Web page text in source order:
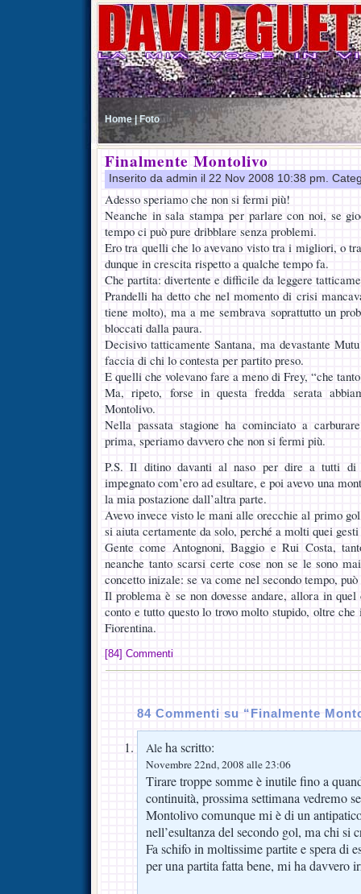
Home | Foto
Finalmente Montolivo
Inserito da admin il 22 Nov 2008 10:38 pm.
Adesso speriamo che non si fermi più!
Neanche in sala stampa per parlare con noi, se
tempo ci può pure dribblare senza problemi.
Ero tra quelli che lo avevano visto tra i migliori, o
dunque in crescita rispetto a qualche tempo fa.
Che partita: divertente e difficile da leggere
Prandelli ha detto che nel momento di crisi
tiene molto), ma a me sembrava soprattutto un
bloccati dalla paura.
Decisivo tatticamente Santana, ma devastante
faccia di chi lo contesta per partito preso.
E quelli che volevano fare a meno di Frey, “che
Ma, ripeto, forse in questa fredda serata
Montolivo.
Nella passata stagione ha cominciato a
prima, speriamo davvero che non si fermi più.
P.S. Il ditino davanti al naso per dire a tutti di
impegnato com’ero ad esultare, e poi avevo una
la mia postazione dall’altra parte.
Avevo invece visto le mani alle orecchie al primo
si aiuta certamente da solo, perché a molti quei
Gente come Antognoni, Baggio e Rui Costa,
neanche tanto scarsi certe cose non se le sono
concetto inizale: se va come nel secondo tempo,
Il problema è se non dovesse andare, allora in
conto e tutto questo lo trovo molto stupido, oltre
Fiorentina.
[84] Commenti
84 Commenti su “Finalmente
Ale ha scritto:
Novembre 22nd, 2008 alle 23:06
Tirare troppe somme è inutile fino a
continuità, prossima settimana vedremo
Montolivo comunque mi è di un
nell’esultanza del secondo gol, ma chi si
Fa schifo in moltissime partite e spera di
per una partita fatta bene, mi ha davvero